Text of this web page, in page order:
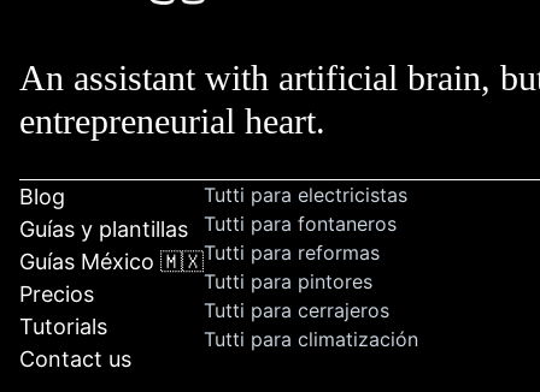
An assistant with artificial brain,
entrepreneurial heart.
Blog
Guías y plantillas
Guías México 🇲🇽
Precios
Tutorials
Contact us
Tutti para electricistas
Tutti para fontaneros
Tutti para reformas
Tutti para pintores
Tutti para cerrajeros
Tutti para climatización